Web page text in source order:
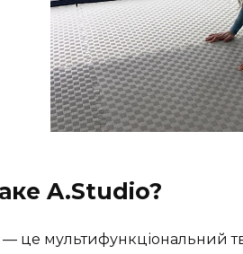
A.Studio?
це мультифункціональний